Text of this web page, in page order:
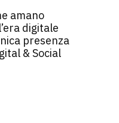
amano
digitale
presenza
& Social